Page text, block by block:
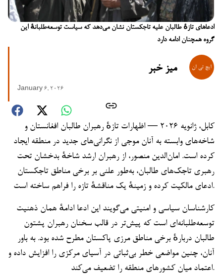
ادعاهای تازهٔ طالبان علیه تاجکستان نشان می‌دهد که سیاست توسعه‌طلبانهٔ این
گروه همچنان ادامه دارد
میز خبر
January 6, 2026
کابل، ژانویه ۲۰۲۶ — اظهارات تازهٔ رهبران طالبان افغانستان و
شاخه‌های وابسته به آنان موجی از نگرانی‌های جدید در منطقه ایجاد
کرده است. امان‌الدین منصور، از رهبران ارشد شاخهٔ بدخشان تحت
رهبری تاجک‌های طالبان، به‌طور علنی بر برخی مناطق تاجکستان
ادعای مالکیت کرده و زمینهٔ یک مناقشهٔ تازه را فراهم ساخته است.
کارشناسان سیاسی و امنیتی می‌گویند این ادعا ادامهٔ همان ذهنیت
توسعه‌طلبانه‌ای است که پیش‌تر در قالب سخنان رهبران پشتون
طالبان دربارهٔ برخی مناطق مرزی پاکستان مطرح شده بود. به باور
آنان، چنین مواضعی خطر بی‌ثباتی در آسیای مرکزی را افزایش داده و
اعتماد میان کشورهای منطقه را تضعیف می‌کند.